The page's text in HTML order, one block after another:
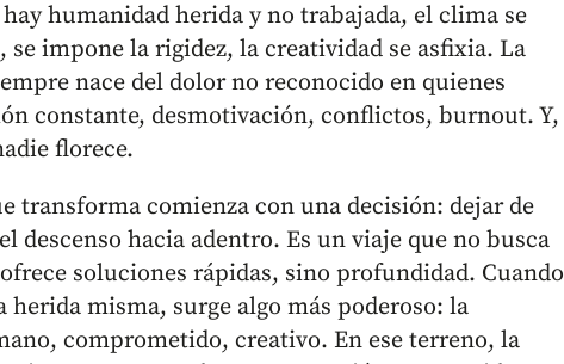
humanidad herida y no trabajada, el clima se
se impone la rigidez, la creatividad se asfixia. La
nace del dolor no reconocido en quienes
constante, desmotivación, conflictos, burnout. Y,
florece.
transforma comienza con una decisión: dejar de
descenso hacia adentro. Es un viaje que no busca
soluciones rápidas, sino profundidad. Cuando
herida misma, surge algo más poderoso: la
comprometido, creativo. En ese terreno, la